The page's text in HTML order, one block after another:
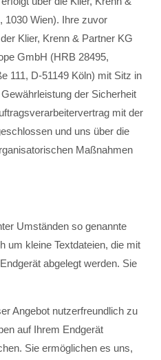
1030 Wien). Ihre zuvor
Klier, Krenn & Partner KG
GmbH (HRB 28495,
111, D-51149 Köln) mit Sitz in
der Sicherheit
mit der
und uns über die
Maßnahmen
Umständen so genannte
um kleine Textdateien, die mit
abgelegt werden. Sie
Angebot nutzerfreundlich zu
auf Ihrem Endgerät
Sie ermöglichen es uns,